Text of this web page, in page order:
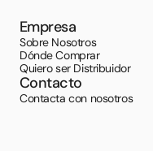
Empresa
Sobre Nosotros
Dónde Comprar
Quiero ser Distribuidor
Contacto
Contacta con nosotros